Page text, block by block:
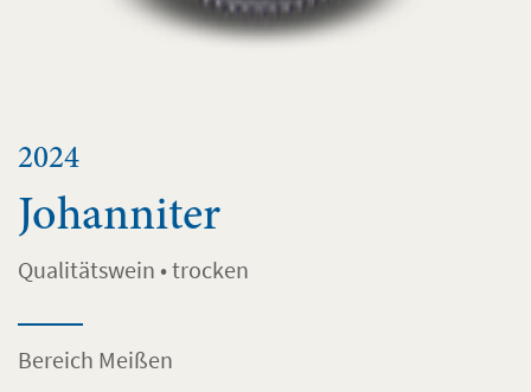
2024
Johanniter
Qualitätswein • trocken
Bereich Meißen